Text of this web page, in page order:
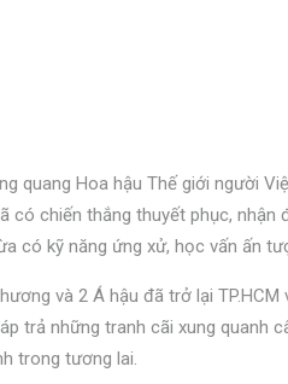
quang Hoa hậu Thế giới người
có chiến thắng thuyết phục,
có kỹ năng ứng xử, học vấn ấn
và 2 Á hậu đã trở lại
trả những tranh cãi xung quanh
trong tương lai.